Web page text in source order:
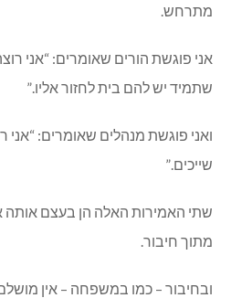
מתרחש.
אני פוגשת הורים שאומרים: “אני
שתמיד יש להם בית לחזור אליו.”
ואני פוגשת מנהלים שאומרים: “אני
שייכים.”
שתי האמירות האלה הן בעצם אותה
מתוך חיבור.
ובחיבור – כמו במשפחה – אין